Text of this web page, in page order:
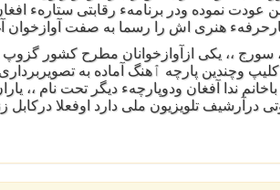
۱۳۸۹ دوباره به وطن عودت نموده ودر برنامهء
هنری اش را رسما به صفت آوازخوان
باهمکاری پرویز ،، سورج ،، یکی ازآوازخوانان مطرح
وچندین پارچه ٱهنگ آماده به
ندا آفغان ودوپارچهء دیگر تحت نام ،،
درآرشیف تلویزیون ملی دارد اوفعلا درکابل